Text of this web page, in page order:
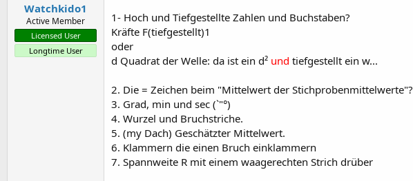
s
t
a
r
r
e
a
s
Watchkido1
Active Member
Licensed User
Longtime User
1- Hoch und Tiefgestellte Zahlen und Buchstaben?
Kräfte F(tiefgestellt)1
oder
d Quadrat der Welle: da ist ein d² und tiefgestellt ein w...
2. Die = Zeichen beim "Mittelwert der Stichprobenmittelwerte"?
3. Grad, min und sec (`"°)
4. Wurzel und Bruchstriche.
5. (my Dach) Geschätzter Mittelwert.
6. Klammern die einen Bruch einklammern
7. Spannweite R mit einem waagerechten Strich drüber